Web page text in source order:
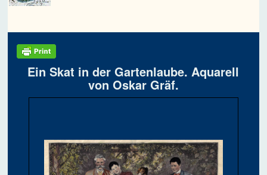
Ein Skat in der Gartenlaube. Aquarell
von Oskar Gräf.